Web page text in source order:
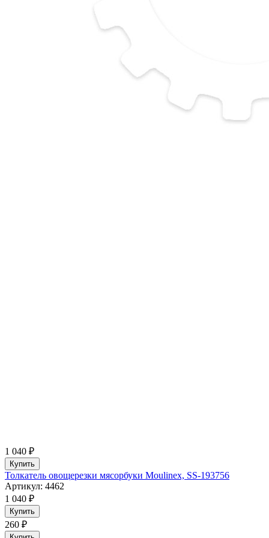
1 040 ₽
Купить
Толкатель овощерезки мясорбуки Moulinex, SS-193756
Артикул: 4462
1 040 ₽
Купить
260 ₽